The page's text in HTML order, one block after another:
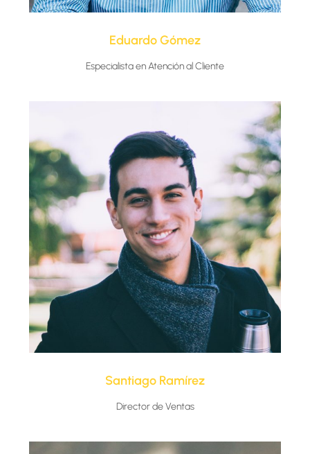
Eduardo Gómez​
Especialista en Atención al Cliente
Santiago Ramírez​
Director de Ventas